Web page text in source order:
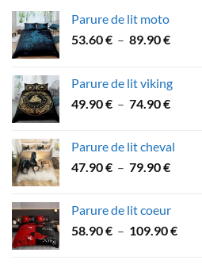
Parure de lit moto
53.60€ – 89.90€Plage
53.60 €
à
Parure de lit viking
49.90€ – 74.90€Plage
49.90 €
à
Parure de lit cheval
47.90€ – 79.90€Plage
à
Parure de lit coeur
58.90€ – 109.90€Plage